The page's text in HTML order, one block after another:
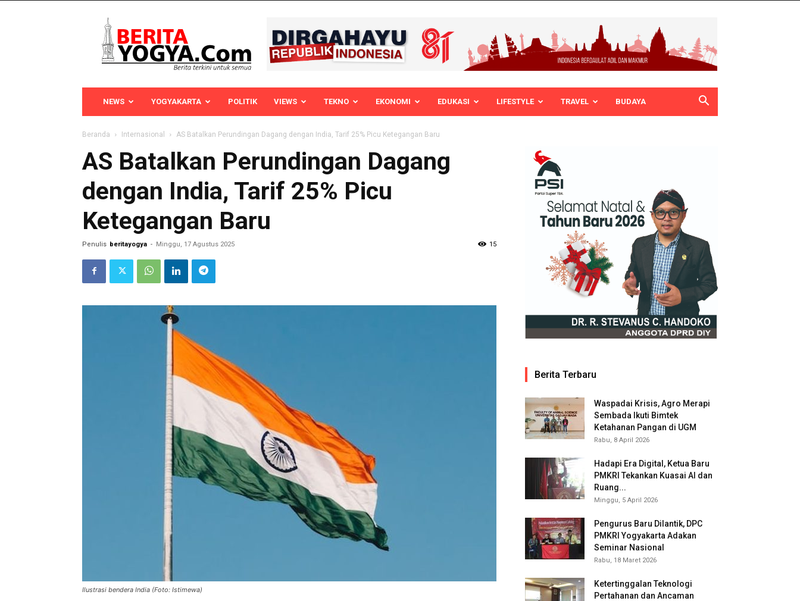
Yogya
NEWS YOGYAKARTA POLITIK VIEWS TEKNO EKONOMI EDUKASI LIFESTYLE TRAVEL BUDAYA
Beranda Internasional AS Batalkan Perundingan Dagang dengan India, Tarif 25% Picu Ketegangan Baru
AS Batalkan Perundingan Dagang
dengan India, Tarif 25% Picu
Ketegangan Baru
Penulis beritayogya - Minggu, 17 Agustus 2025 15
Ilustrasi bendera India (Foto: Istimewa)
Berita Terbaru
Waspadai Krisis, Agro Merapi
Sembada Ikuti Bimtek
Ketahanan Pangan di UGM
Rabu, 8 April 2026
Hadapi Era Digital, Ketua Baru
PMKRI Tekankan Kuasai AI dan
Ruang...
Minggu, 5 April 2026
Pengurus Baru Dilantik, DPC
PMKRI Yogyakarta Adakan
Seminar Nasional
Rabu, 18 Maret 2026
Ketertinggalan Teknologi
Pertahanan dan Ancaman